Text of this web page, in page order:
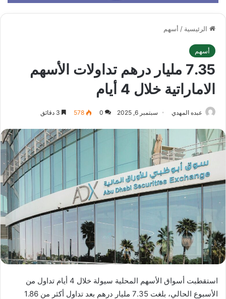
الرئيسية / أسهم
أسهم
7.35 مليار درهم تداولات الأسهم
الاماراتية خلال 4 أيام
عبده المهدي سبتمبر 6, 2025 0
578
استقطبت أسواق الأسهم المحلية سيولة خلال 4 أيام تداول من
الأسبوع الحالي، بلغت 7.35 مليار درهم بعد تداول أكثر من 1.86